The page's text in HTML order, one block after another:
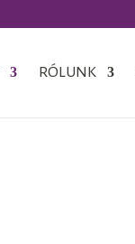
RÓLUNK